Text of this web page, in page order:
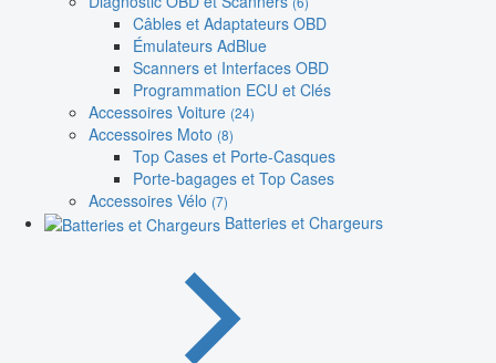
Câbles et Adaptateurs OBD
Émulateurs AdBlue
Scanners et Interfaces OBD
Programmation ECU et Clés
Accessoires Voiture (24)
Accessoires Moto (8)
Top Cases et Porte-Casques
Porte-bagages et Top Cases
Accessoires Vélo (7)
Batteries et Chargeurs